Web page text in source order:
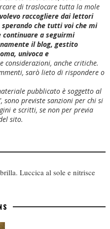
di traslocare tutta la mole
raccogliere dai lettori
che tutti voi che mi
continuare a seguirmi
il blog, gestito
univoca e
considerazioni, anche critiche.
sarò lieto di rispondere o
pubblicato è soggetto al
previste sanzioni per chi si
e scritti, se non per previa
sito.
Luccica al sole e nitrisce